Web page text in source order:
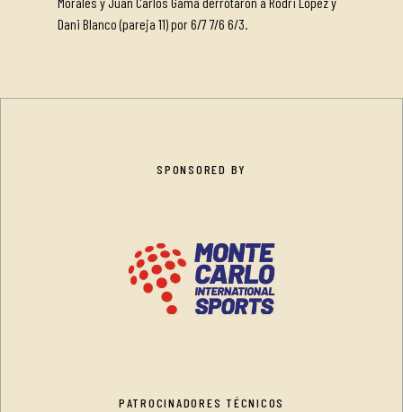
Dani Blanco (pareja 11) por 6/7 7/6 6/3.
SPONSORED BY
PATROCINADORES TÉCNICOS